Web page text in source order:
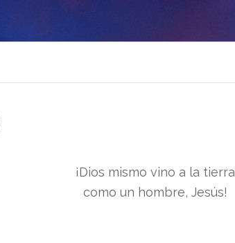
¡Dios mismo vino a la tierra
como un hombre, Jesús!